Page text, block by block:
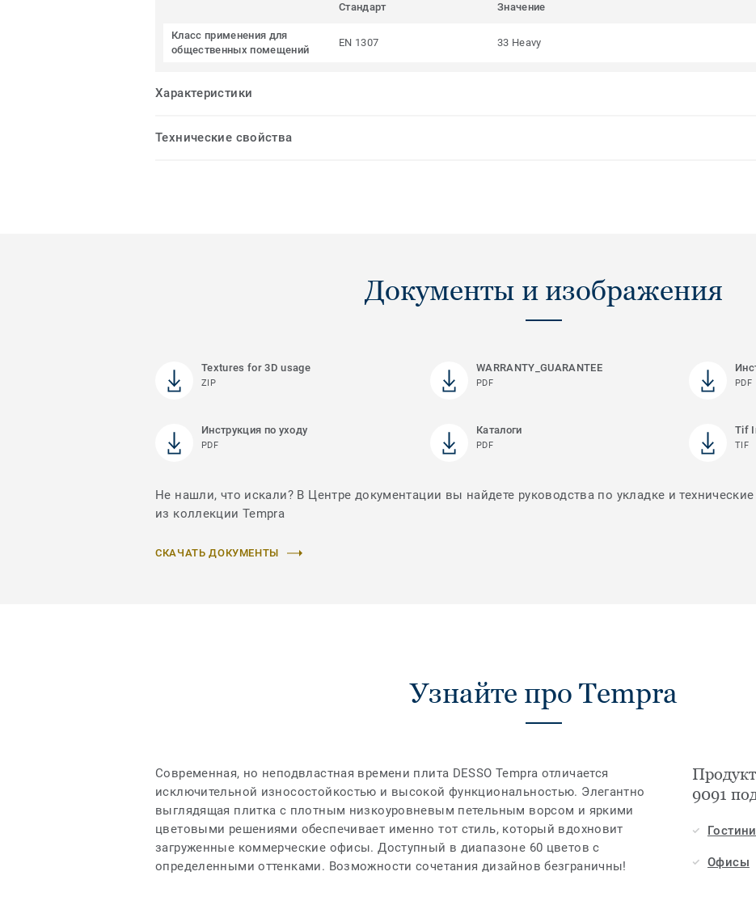
Стандарт Значение
Класс применения для
общественных помещений
EN 1307 33 Heavy
Характеристики
Технические свойства
Документы и изображения
Textures for 3D usage
ZIP
WARRANTY_GUARANTEE
PDF PDF
Инструкция по уходу
PDF
Каталоги
PDF
Tif
TIF
Не нашли, что искали? В Центре документации вы найдете руководства по укладке и технические
из коллекции Tempra
СКАЧАТЬ ДОКУМЕНТЫ
Узнайте про Tempra
Современная, но неподвластная времени плита DESSO Tempra отличается
исключительной износостойкостью и высокой функциональностью. Элегантно
выглядящая плитка с плотным низкоуровневым петельным ворсом и яркими
цветовыми решениями обеспечивает именно тот стиль, который вдохновит
загруженные коммерческие офисы. Доступный в диапазоне 60 цветов с
определенными оттенками. Возможности сочетания дизайнов безграничны!
9091
Офисы